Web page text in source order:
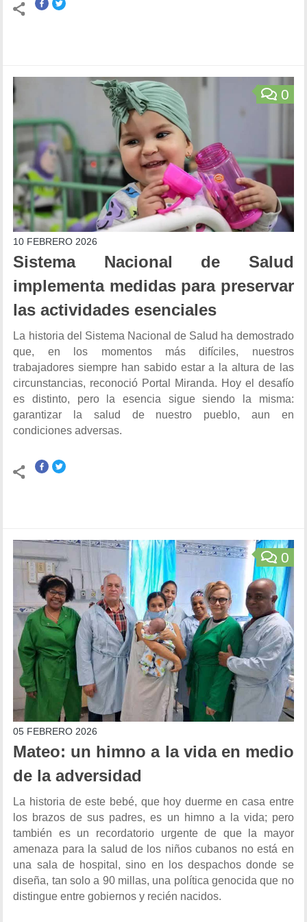
0
10 FEBRERO 2026
Sistema Nacional de Salud
implementa medidas para preservar
las actividades esenciales
La historia del Sistema Nacional de Salud ha demostrado
que, en los momentos más difíciles, nuestros
trabajadores siempre han sabido estar a la altura de las
circunstancias, reconoció Portal Miranda. Hoy el desafío
es distinto, pero la esencia sigue siendo la misma:
garantizar la salud de nuestro pueblo, aun en
condiciones adversas.
0
05 FEBRERO 2026
Mateo: un himno a la vida en medio
de la adversidad
La historia de este bebé, que hoy duerme en casa entre
los brazos de sus padres, es un himno a la vida; pero
también es un recordatorio urgente de que la mayor
amenaza para la salud de los niños cubanos no está en
una sala de hospital, sino en los despachos donde se
diseña, tan solo a 90 millas, una política genocida que no
distingue entre gobiernos y recién nacidos.